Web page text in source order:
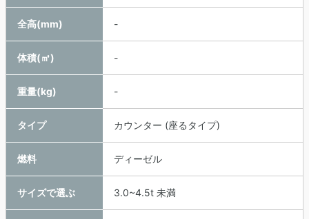
全高(mm) -
体積(㎥) -
重量(kg) -
タイプ カウンター (座るタイプ)
燃料 ディーゼル
サイズで選ぶ 3.0~4.5t 未満